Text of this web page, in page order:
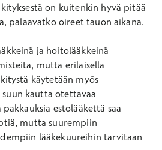
on kuitenkin hyvä pitää
palaavatko oireet tauon aikana.
ja hoitolääkkeinä
mutta erilaisella
käytetään myös
kautta otettavaa
estolääkettä saa
mutta suurempiin
lääkekuureihin tarvitaan